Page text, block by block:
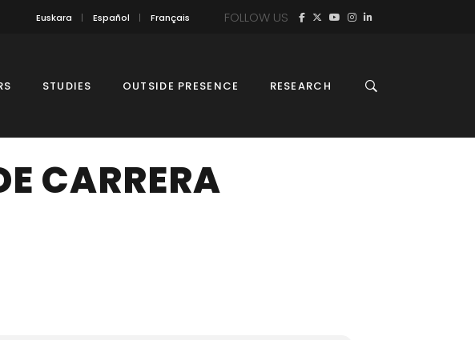
Euskara Español Français FOLLOW US
STUDIES OUTSIDE PRESENCE RESEARCH
CARRERA